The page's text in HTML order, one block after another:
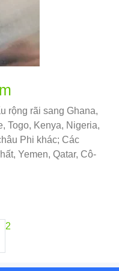
rộng rãi sang Ghana,
Togo, Kenya, Nigeria,
Phi khác; Các
Yemen, Qatar, Cô-
2